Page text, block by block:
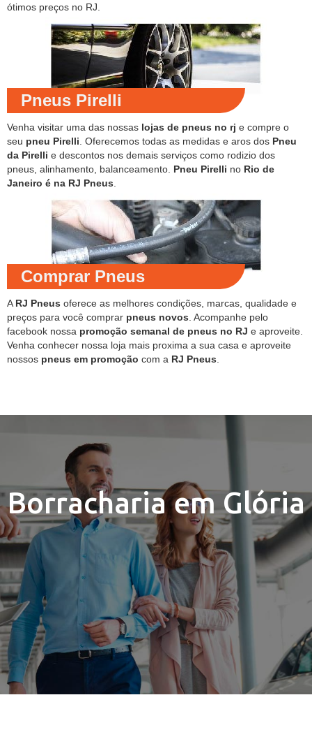
ótimos preços no RJ.
Pneus Pirelli
Venha visitar uma das nossas lojas de pneus no rj e compre o
seu pneu Pirelli . Oferecemos todas as medidas e aros dos Pneu
da Pirelli e descontos nos demais serviços como rodizio dos
pneus, alinhamento, balanceamento. Pneu Pirelli no Rio de
Janeiro é na RJ Pneus
Comprar Pneus
A RJ Pneus oferece as melhores condições, marcas, qualidade e
preços para você comprar pneus novos . Acompanhe pelo
facebook nossa promoção semanal de pneus no RJ e aproveite.
Venha conhecer nossa loja mais proxima a sua casa e aproveite
nossos pneus em promoção com a RJ Pneus
Borracharia em Glória